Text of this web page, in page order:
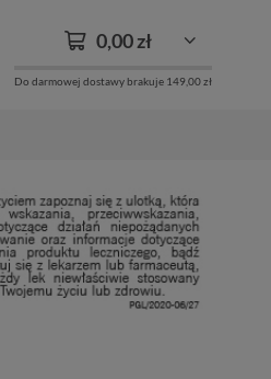
0,00 zł
Do darmowej dostawy brakuje 149,00 zł